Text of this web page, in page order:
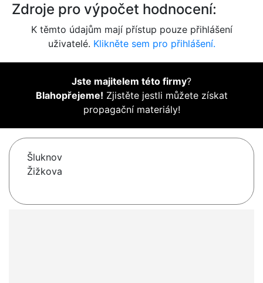
Zdroje pro výpočet hodnocení:
K těmto údajům mají přístup pouze přihlášení
uživatelé. Klikněte sem pro přihlášení.
Jste majitelem této firmy?
Blahopřejeme! Zjistěte jestli můžete získat
propagační materiály!
Šluknov
Žižkova